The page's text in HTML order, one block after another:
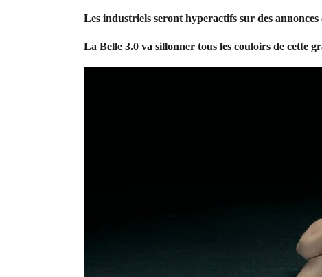
Les industriels seront hyperactifs sur des
La Belle 3.0 va sillonner tous les couloirs de cette